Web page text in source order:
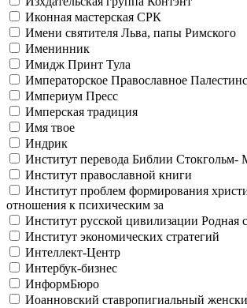
Иконная мастерская СРК
Имени святителя Льва, папы Римского
Именинник
Имидж Принт Тула
Императорское Православное
Империум Пресс
Имперская традиция
Имя твое
Индрик
Институт перевода Библии Стокгольм-
Институт православной книги
Институт проблем формирования
отношения к психическим за
Институт русской цивилизации Родная
Институт экономических стратегий
Интеллект-Центр
Интербук-бизнес
ИнформБюро
Иоанновский ставропигиальный